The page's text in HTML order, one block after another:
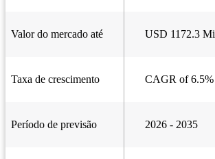
Valor do mercado até USD 1172.3
Taxa de crescimento CAGR of 6.5%
Período de previsão 2026 - 2035